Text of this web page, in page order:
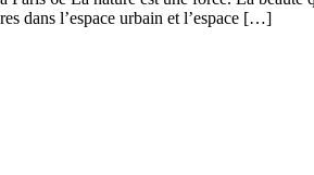
dans l’espace urbain et l’espace […]